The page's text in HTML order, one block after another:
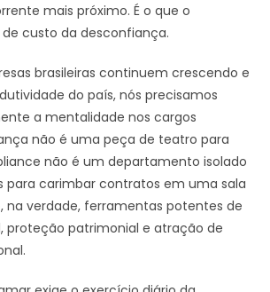
mais próximo. É o que o
custo da desconfiança.
brasileiras continuem crescendo e
do país, nós precisamos
a mentalidade nos cargos
não é uma peça de teatro para
não é um departamento isolado
para carimbar contratos em uma sala
na verdade, ferramentas potentes de
proteção patrimonial e atração de